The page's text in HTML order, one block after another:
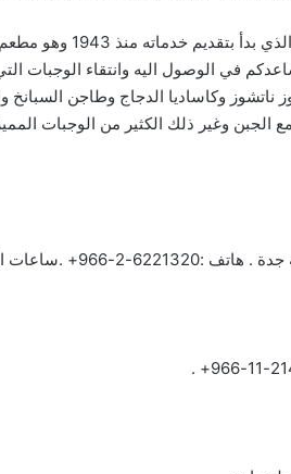
:نقدم لكم اليوم واحداً
الوصول اليه وانتقاء الوجبات التي
وكاساديا الدجاج وطاجن
– ٢٣:٣٠ .